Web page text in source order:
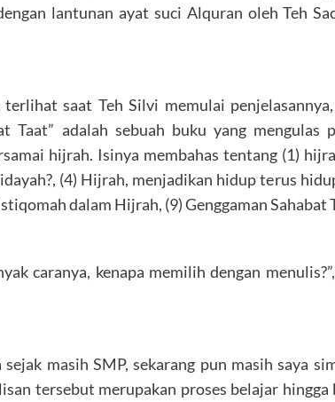
lantunan ayat suci Alquran oleh Teh
saat Teh Silvi memulai
Taat” adalah sebuah buku yang
hijrah. Isinya membahas tentang (1)
(4) Hijrah, menjadikan hidup terus
dalam Hijrah, (9) Genggaman Sahabat
caranya, kenapa memilih dengan
masih SMP, sekarang pun masih saya
tersebut merupakan proses belajar